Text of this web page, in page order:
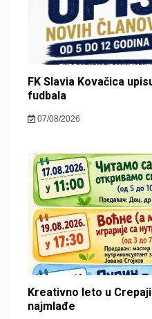
FK Slavia Kovačica
fudbala
07/08/2026
Kreativno leto u
najmlađe